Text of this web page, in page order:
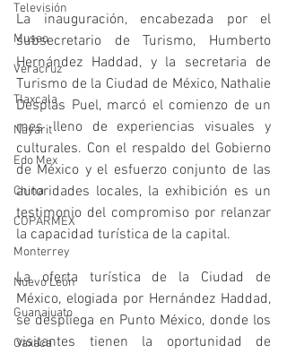
Televisión
Museo
Veracruz
Tlaxcala
Nayarit
Edo Mex
China
COPARMEX
Monterrey
Nuevo León
Guanajuato
Oaxaca
La inauguración, encabezada por el
subsecretario de Turismo, Humberto
Hernández Haddad, y la secretaria de
Turismo de la Ciudad de México, Nathalie
Desplas Puel, marcó el comienzo de un
mes lleno de experiencias visuales y
culturales. Con el respaldo del Gobierno
de México y el esfuerzo conjunto de las
autoridades locales, la exhibición es un
testimonio del compromiso por relanzar
la capacidad turística de la capital.
La oferta turística de la Ciudad de
México, elogiada por Hernández Haddad,
se despliega en Punto México, donde los
visitantes tienen la oportunidad de